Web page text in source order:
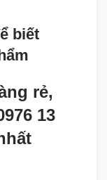
biết
rẻ,
13